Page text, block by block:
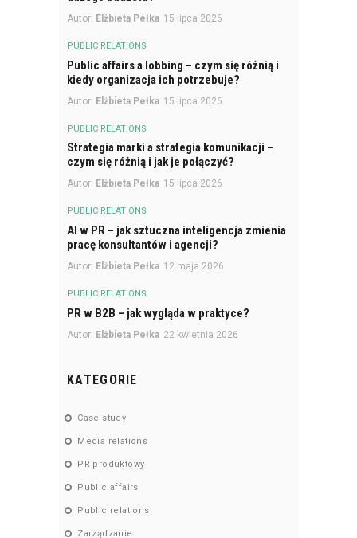
Autor: Elżbieta Pełka 15 lipca 2026
PUBLIC RELATIONS
Public affairs a lobbing – czym się różnią i
kiedy organizacja ich potrzebuje?
Autor: Elżbieta Pełka 15 lipca 2026
PUBLIC RELATIONS
Strategia marki a strategia komunikacji –
czym się różnią i jak je połączyć?
Autor: Elżbieta Pełka 15 lipca 2026
PUBLIC RELATIONS
AI w PR – jak sztuczna inteligencja zmienia
pracę konsultantów i agencji?
Autor: Elżbieta Pełka 12 maja 2026
PUBLIC RELATIONS
PR w B2B – jak wygląda w praktyce?
Autor: Elżbieta Pełka 22 kwietnia 2026
KATEGORIE
Case study
Media relations
PR produktowy
Public affairs
Public relations
Zarządzanie